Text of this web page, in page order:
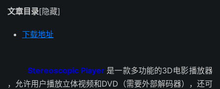
文章目录[隐藏]
下载地址
Stereoscopic Player 是一款多功能的3D电影播放器​​
，允许用户播放立体视频和DVD（需要外部解码器），还可